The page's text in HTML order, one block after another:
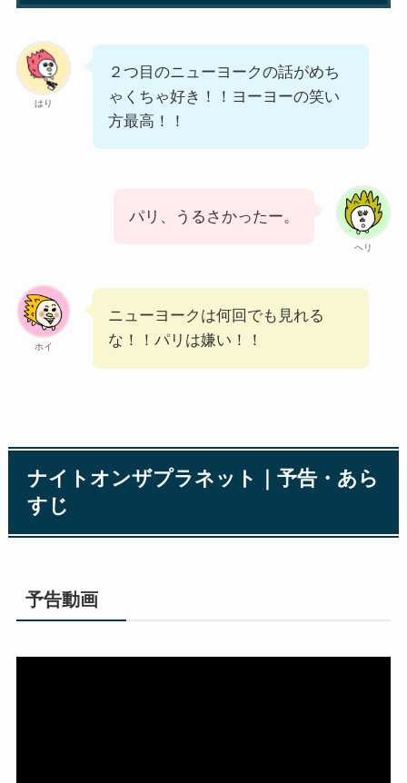
はり
２つ目のニューヨークの話がめち
ゃくちゃ好き！！ヨーヨーの笑い
方最高！！
ヘリ
パリ、うるさかったー。
ホイ
ニューヨークは何回でも見れる
な！！パリは嫌い！！
ナイトオンザプラネット｜予告・あら
すじ
予告動画